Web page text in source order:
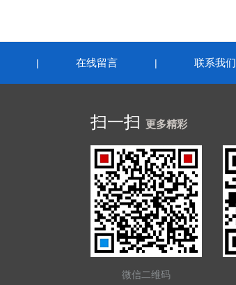
| 在线留言 | 联系我们
扫一扫 更多精彩
微信二维码